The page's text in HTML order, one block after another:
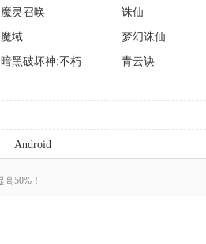
魔灵召唤 诛仙
魔域 梦幻诛仙
暗黑破坏神:不朽 青云诀
Android
50%！